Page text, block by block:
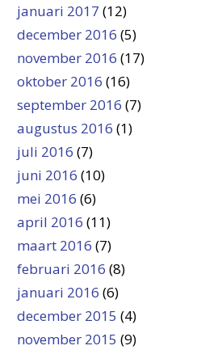
januari 2017 (12)
december 2016 (5)
november 2016 (17)
oktober 2016 (16)
september 2016 (7)
augustus 2016 (1)
juli 2016 (7)
juni 2016 (10)
mei 2016 (6)
april 2016 (11)
maart 2016 (7)
februari 2016 (8)
januari 2016 (6)
december 2015 (4)
november 2015 (9)